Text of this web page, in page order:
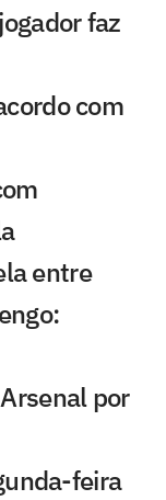
faz
com
entre
por
feira